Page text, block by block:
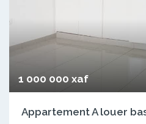
1 000 000 xaf
Appartement A louer